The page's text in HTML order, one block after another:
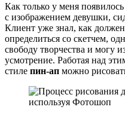
Как только у меня
с изображением девушки,
Клиент уже знал, как
определиться со скетчем,
свободу творчества и могу
усмотрение. Работая над
стиле пин-ап можно